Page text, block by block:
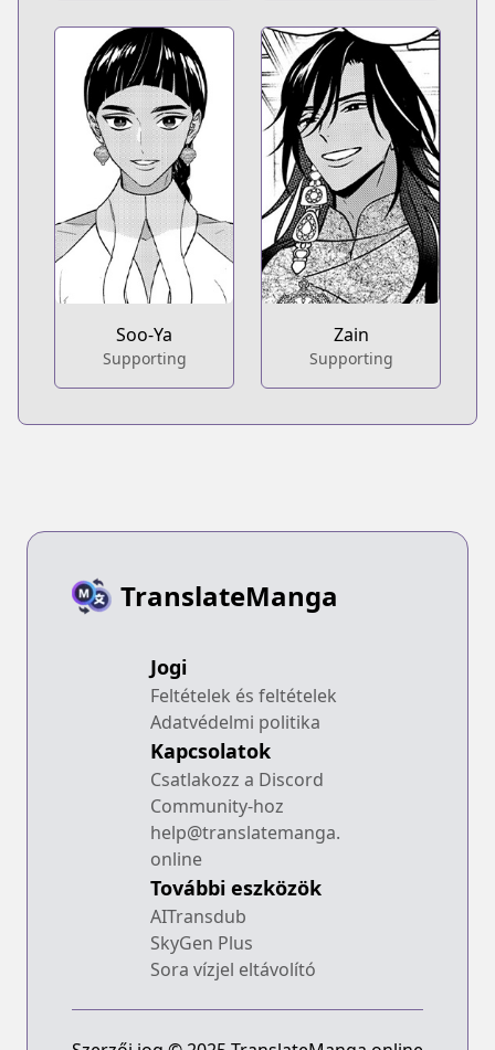
Soo-Ya
Supporting
Zain
Supporting
TranslateManga
Jogi
Feltételek és feltételek
Adatvédelmi politika
Kapcsolatok
Csatlakozz a Discord
Community-hoz
help@translatemanga.
online
További eszközök
AITransdub
SkyGen Plus
Sora vízjel eltávolító